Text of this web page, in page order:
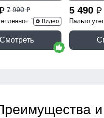
p 7 990p
7618Ch
Видео
Смотреть
5 490 p
Пальто